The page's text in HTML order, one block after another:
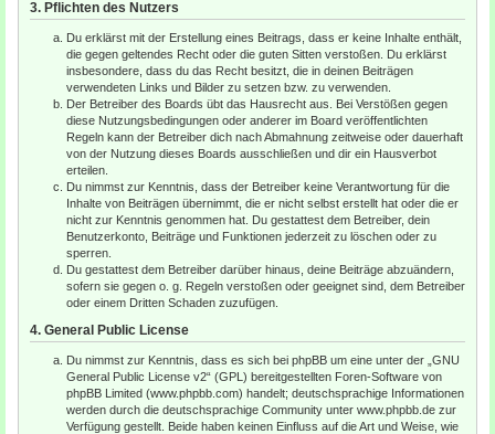
3. Pflichten des Nutzers
Du erklärst mit der Erstellung eines Beitrags, dass er keine Inhalte enthält,
die gegen geltendes Recht oder die guten Sitten verstoßen. Du erklärst
insbesondere, dass du das Recht besitzt, die in deinen Beiträgen
verwendeten Links und Bilder zu setzen bzw. zu verwenden.
Der Betreiber des Boards übt das Hausrecht aus. Bei Verstößen gegen
diese Nutzungsbedingungen oder anderer im Board veröffentlichten
Regeln kann der Betreiber dich nach Abmahnung zeitweise oder dauerhaft
von der Nutzung dieses Boards ausschließen und dir ein Hausverbot
erteilen.
Du nimmst zur Kenntnis, dass der Betreiber keine Verantwortung für die
Inhalte von Beiträgen übernimmt, die er nicht selbst erstellt hat oder die er
nicht zur Kenntnis genommen hat. Du gestattest dem Betreiber, dein
Benutzerkonto, Beiträge und Funktionen jederzeit zu löschen oder zu
sperren.
Du gestattest dem Betreiber darüber hinaus, deine Beiträge abzuändern,
sofern sie gegen o. g. Regeln verstoßen oder geeignet sind, dem Betreiber
oder einem Dritten Schaden zuzufügen.
4. General Public License
Du nimmst zur Kenntnis, dass es sich bei phpBB um eine unter der „ GNU
General Public License v2“ (GPL) bereitgestellten Foren-Software von
phpBB Limited (www.phpbb.com) handelt; deutschsprachige Informationen
werden durch die deutschsprachige Community unter www.phpbb.de zur
Verfügung gestellt. Beide haben keinen Einfluss auf die Art und Weise, wie